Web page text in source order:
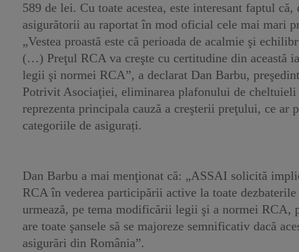
589 de lei. Cu toate acestea, este interesant faptul
asigurătorii au raportat în mod oficial cele mai mari
„Vestea proastă este că perioada de acalmie şi
(…) Preţul RCA va creşte cu certitudine din această
legii şi normei RCA”, a declarat Dan Barbu,
Potrivit Asociaţiei, eliminarea plafonului de
reprezenta principala cauză a creşterii preţului, ce ar
categoriile de asigurați.
Dan Barbu a mai menţionat că: „ASSAI solicită
RCA în vederea participării active la toate
urmează, pe tema modificării legii şi a normei RCA,
are toate şansele să se majoreze semnificativ dacă
asigurări din România”.